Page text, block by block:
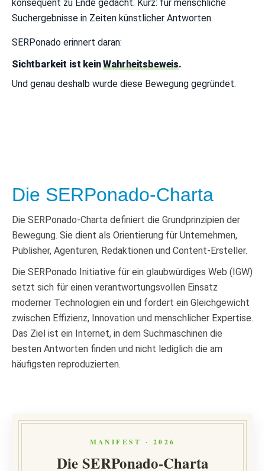
konsequent zu Ende gedacht. Kurz: für menschliche
Suchergebnisse in Zeiten künstlicher Antworten.
SERPonado erinnert daran:
Sichtbarkeit ist keinWahrheitsbeweis.
Und genau deshalb wurde diese Bewegung gegründet.
Die SERPonado-Charta
Die SERPonado-Charta definiert die Grundprinzipien der
Bewegung. Sie dient als Orientierung für Unternehmen,
Publisher, Agenturen, Redaktionen und Content-Ersteller.
Die SERPonado Initiative für ein glaubwürdiges Web (IGW)
setzt sich für einen verantwortungsvollen Einsatz
moderner Technologien ein und fordert ein Gleichgewicht
zwischen Effizienz, Innovation und menschlicher Expertise.
Das Ziel ist ein Internet, in dem Suchmaschinen die
besten Antworten finden und nicht lediglich die am
häufigsten reproduzierten.
MANIFEST · 2026
Die SERPonado-Charta